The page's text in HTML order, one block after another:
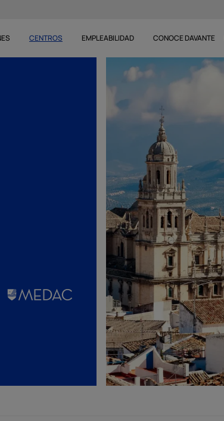
CENTROS EMPLEABILIDAD CONOCE DAVANTE